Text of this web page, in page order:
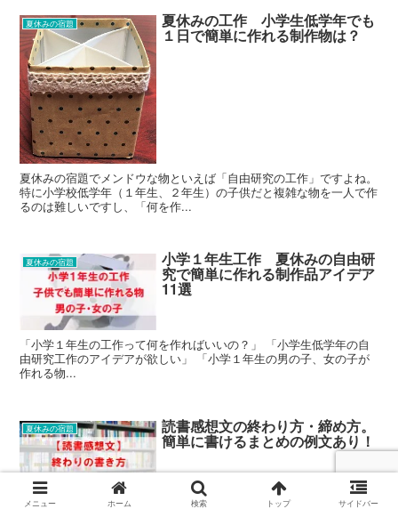
夏休みの宿題 夏休みの工作 小学生低学年でも
１日で簡単に作れる制作物は？
夏休みの宿題でメンドウな物といえば「自由研究の工作」ですよね。
特に小学校低学年（１年生、２年生）の子供だと複雑な物を一人で作
るのは難しいですし、「何を作...
夏休みの宿題 小学１年生工作 夏休みの自由研
究で簡単に作れる制作品アイデア
11選
「小学１年生の工作って何を作ればいいの？」 「小学生低学年の自
由研究工作のアイデアが欲しい」 「小学１年生の男の子、女の子が
作れる物...
夏休みの宿題 読書感想文の終わり方・締め方。
簡単に書けるまとめの例文あり！
夏休みの宿題といえば読書感想文ですよね。 書くのが大変な読書感
メニュー ホーム 検索 トップ サイドバー